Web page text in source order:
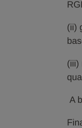
(ii)
(iii)
A